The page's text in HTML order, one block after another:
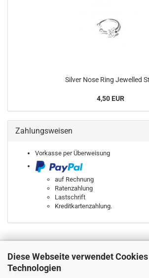
Diese Webseite verwendet
Technologien
Silver Nose Ring Jewelled
4,50 EUR
Zahlungsweisen
Vorkasse per Überweisung
auf Rechnung
Ratenzahlung
Lastschrift
Kreditkartenzahlung.
MEHR ÜBER...
Impressum